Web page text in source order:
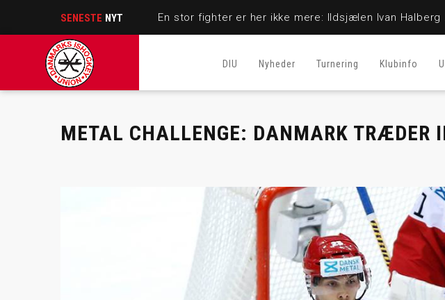
SENESTE NYT
DIU Nyheder Turnering Klubinfo
METAL CHALLENGE: DANMARK TRÆDER